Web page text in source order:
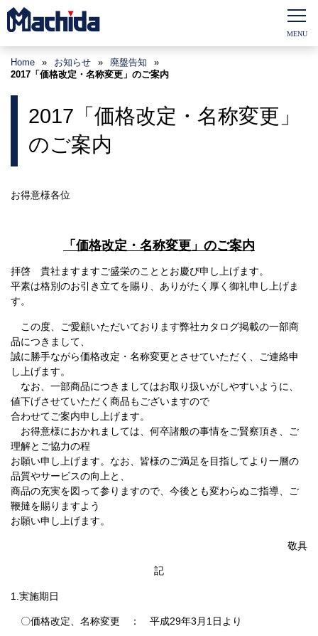
Home » お知らせ » 廃盤告知
»
2017「価格改定・名称変更」のご案内
2017「価格改定・名称変更」
のご案内
お得意様各位
「価格改定・名称変更」のご案内
拝啓 貴社ますますご盛栄のこととお慶び申し上げます。
平素は格別のお引き立てを賜り、ありがたく厚く御礼申し上げま
す。
この度、ご愛顧いただいております弊社カタログ掲載の一部商
品につきまして、
誠に勝手ながら価格改定・名称変更とさせていただく、ご連絡申
し上げます。
なお、一部商品につきましてはお取り扱いがしやすいように、
値下げさせていただく商品もございますので
合わせてご案内申し上げます。
お得意様におかれましては、何卒諸般の事情をご賢察頂き、ご
理解とご協力の程
お願い申し上げます。なお、皆様のご満足を目指してより一層の
品質やサービスの向上と、
商品の充実を図って参りますので、今後とも変わらぬご指導、ご
鞭撻を賜りますよう
お願い申し上げます。
敬具
記
1.実施期日
〇価格改定、名称変更 ： 平成29年3月1日より